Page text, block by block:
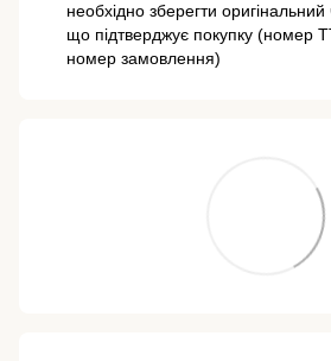
необхідно зберегти
що підтверджує покупку (номер
номер замовлення)